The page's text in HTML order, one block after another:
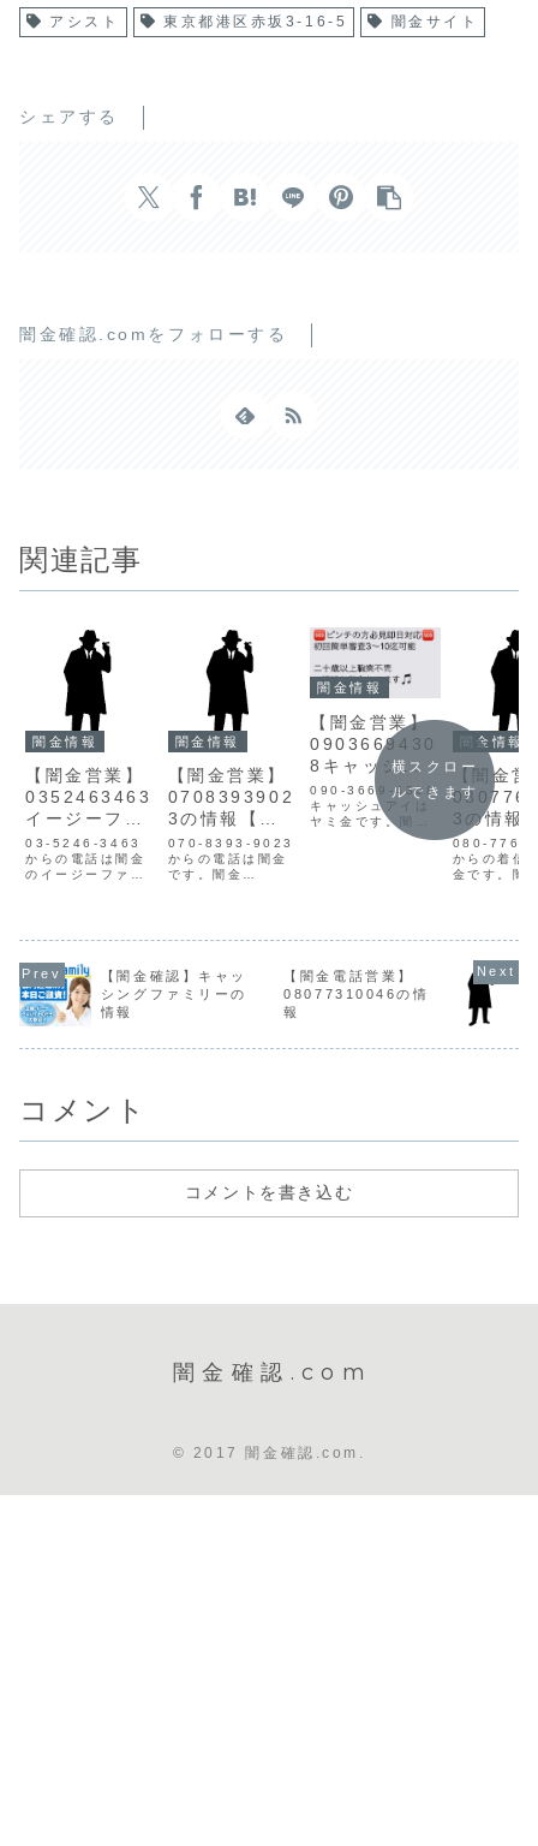
アシスト 東京都港区赤坂3-16-5 闇金サイト
シェアする
闇金確認.comをフォローする
関連記事
闇金情報
【闇金営業】
0352463463
イージーファ
イナンスの情
報【迷惑電
話】
03-5246-3463
からの電話は闇金
のイージーファイ
をもとに、融資の
営業をかけてきま
す。貸金業登録は
なく、企業ではあ
りません。最初は
丁寧な口調です
闇金情報
【闇金営業】
0708393902
3の情報【迷
惑電話】
070-8393-9023
からの電話は闇金
です。闇金
登録もなく、信用
情報がありませ
ん。取り立て時は
攻撃的な言葉遣い
を始めます。非常
闇金情報
【闇金営業】
0903669430
8キャッシュ
アイの情報
090-3669-4308
キャッシュアイは
ヤミ金です。闇金
は個人情報を不正
ご連絡お待ちして
ます🎵 💰ｷｬｯ...
闇金情報
【闇金営
3の情報
惑電話】
080-
からの着信
金です。闇
営業債権回
乗り、金利
話をしてき
ヤミ金です
欺の方向性
です。高金
横スクロー
ルできます
【闇金確認】キャッ
シングファミリーの
情報
【闇金電話営業】
08077310046の情
報
コメント
コメントを書き込む
闇金確認.com
© 2017 闇金確認.com.